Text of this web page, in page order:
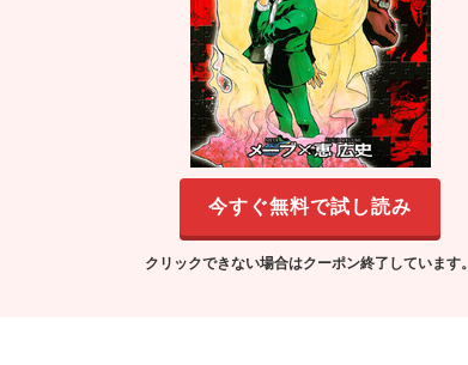
今すぐ無料で試し読み
クリックできない場合はクーポン終了しています。